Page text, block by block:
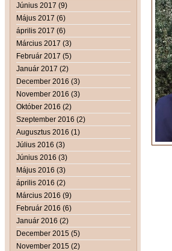
Június 2017 (9)
Május 2017 (6)
április 2017 (6)
Március 2017 (3)
Február 2017 (5)
Január 2017 (2)
December 2016 (3)
November 2016 (3)
Október 2016 (2)
Szeptember 2016 (2)
Augusztus 2016 (1)
Július 2016 (3)
Június 2016 (3)
Május 2016 (3)
április 2016 (2)
Március 2016 (9)
Február 2016 (6)
Január 2016 (2)
December 2015 (5)
November 2015 (2)